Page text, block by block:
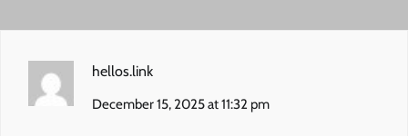
hellos.link
December 15, 2025 at 11:32 pm